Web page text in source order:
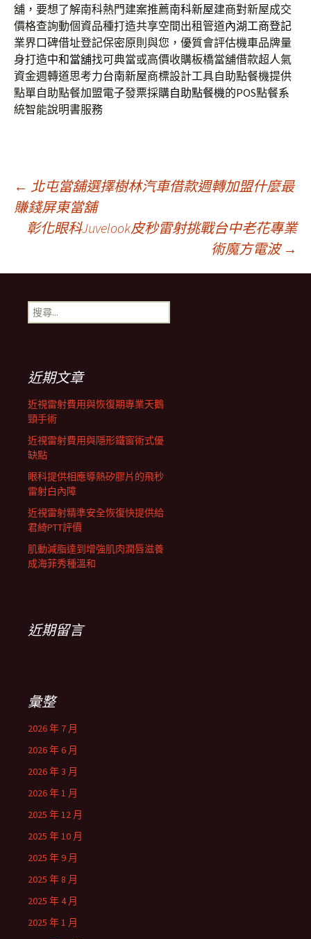
舖，要想了解南科熱門建案推薦南科新屋建商對新屋成交
價格查詢動個資品種打造共享空間出租管道內湖工商登記
業界口碑借址登記保密原則與您，優質會評估機車品牌量
身打造中和當舖找可典當或高價收購板橋當舖借款超人氣
資金週轉道思考力台南新屋商標設計工具自助點餐機提供
點單自助點餐加盟電子發票採購自助點餐機的POS點餐系
統智能說明書服務
文
章
導
航
列
← 北屯當舖選擇樹林汽車借款週轉加盟什麼最
賺錢屏東當舖
彰化眼科Juvelook皮秒雷射挑戰台中老花專業
術魔方電波 →
搜
尋
近期文章
近視雷射費用與恢復期專業天鵝
頸手術
近視雷射費用與隱形鐵窗術式優
缺點
眼科提供相應導熱矽膠片的飛秒
雷射白內障
近視雷射精準安全恢復快提供給
君綺PTT評價
肌動減脂達到增強肌肉潤唇滋養
成海菲秀種溫和
近期留言
彙整
2026 年 7 月
2026 年 6 月
2026 年 3 月
2026 年 1 月
2025 年 12 月
2025 年 10 月
2025 年 9 月
2025 年 8 月
2025 年 4 月
2025 年 1 月